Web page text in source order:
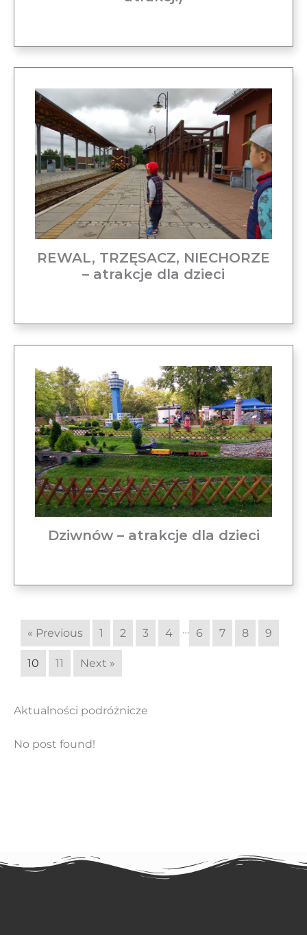
REWAL, TRZĘSACZ, NIECHORZE
– atrakcje dla dzieci
Dziwnów – atrakcje dla dzieci
« Previous 1 2 3 4 … 6 7 8 9
10 11 Next »
Aktualności podróżnicze
No post found!